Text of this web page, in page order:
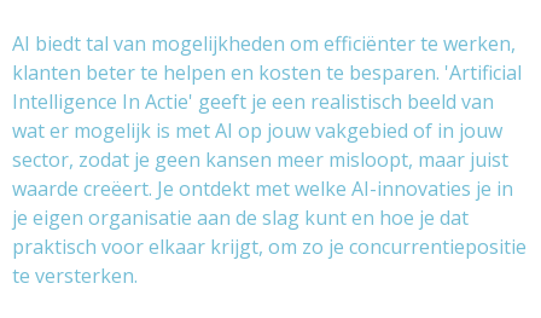
AI biedt tal van mogelijkheden om efficiënter te werken,
klanten beter te helpen en kosten te besparen. 'Artificial
Intelligence In Actie' geeft je een realistisch beeld van
wat er mogelijk is met AI op jouw vakgebied of in jouw
sector, zodat je geen kansen meer misloopt, maar juist
waarde creëert. Je ontdekt met welke AI-innovaties je in
je eigen organisatie aan de slag kunt en hoe je dat
praktisch voor elkaar krijgt, om zo je concurrentiepositie
te versterken.